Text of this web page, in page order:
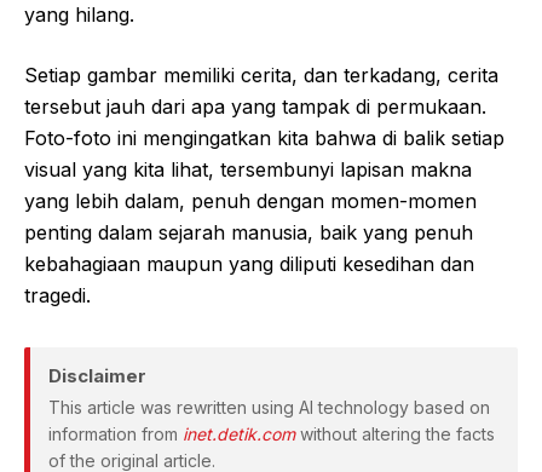
yang hilang.
Setiap gambar memiliki cerita, dan terkadang, cerita
tersebut jauh dari apa yang tampak di permukaan.
Foto-foto ini mengingatkan kita bahwa di balik setiap
visual yang kita lihat, tersembunyi lapisan makna
yang lebih dalam, penuh dengan momen-momen
penting dalam sejarah manusia, baik yang penuh
kebahagiaan maupun yang diliputi kesedihan dan
tragedi.
Disclaimer
This article was rewritten using AI technology based on
information from inet.detik.comwithout altering the facts
of the original article.